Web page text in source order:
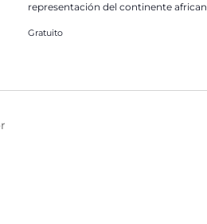
representación del continente
Gratuito